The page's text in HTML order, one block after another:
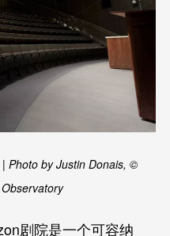
Photo by Justin Donais, ©
剧院是一个可容纳